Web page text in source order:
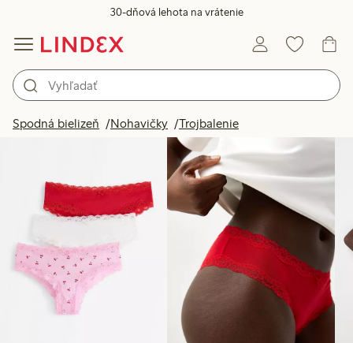
30-dňová lehota na vrátenie
Spodná bielizeň Nohavičky TrojbalenieProdukty na obrázku